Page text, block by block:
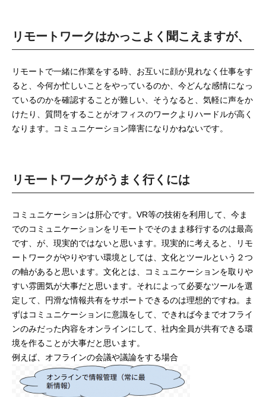
求人採用情報
フロントエンドエンジニア
【正社員】Webデザイナー
Webディレクター
mmjテックブログ
mmjコーポレートサイト
お問合せ 個人情報取扱い方針 サイトマップ
リモートワークはかっこよく聞こえますが、
リモートで一緒に作業をする時、お互いに顔が見れなく仕事をす
ると、今何か忙しいことをやっているのか、今どんな感情になっ
ているのかを確認することが難しい、そうなると、気軽に声をか
けたり、質問をすることがオフィスのワークよりハードルが高く
なります。コミュニケーション障害になりかねないです。
リモートワークがうまく行くには
コミュニケーションは肝心です。VR等の技術を利用して、今ま
でのコミュニケーションをリモートでそのまま移行するのは最高
です、が、現実的ではないと思います。現実的に考えると、リモ
ートワークがやりやすい環境としては、文化とツールという２つ
の軸があると思います。文化とは、コミュニケーションを取りや
すい雰囲気が大事だと思います。それによって必要なツールを選
定して、円滑な情報共有をサポートできるのは理想的ですね。ま
ずはコミュニケーションに意識をして、できれば今までオフライ
ンのみだった内容をオンラインにして、社内全員が共有できる環
境を作ることが大事だと思います。
例えば、オフラインの会議や議論をする場合